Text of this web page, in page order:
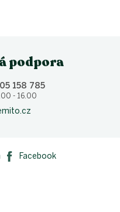
podpora
158 785
- 16.00
Facebook